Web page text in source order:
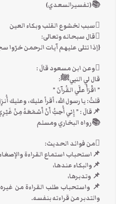
📚(تفسيرالسعدي)
سبب لخشوع القلب وبكاء العين
قال سبحانه وتعالى:
{إذا تتلى عليهم آيات الرحمن خرّوا
وعن ابن مسعود قالَ :
قال لي النبيﷺ:
” اقْرَأْ علَّي القُرآنَ ”
قلتُ: يا رسول الله، أقرأ عليك، وعليك
📌قالَ : ” إِني أُحِبُّ أَنْ أَسْمَعَهُ مِنْ
📚رواه البخاري ومسلم
من فوائد الحديث:
📌استحباب استماع القراءة والإصغاء
📌والبكاء عندها،
📌 وتدبرها،
📌 واستحباب طلب القراءة من
والتدبر من قراءته بنفسه.